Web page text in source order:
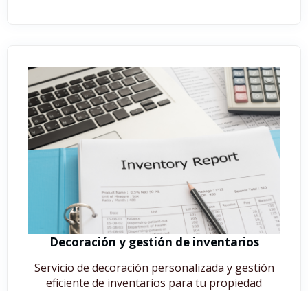
Decoración y gestión de inventarios
Servicio de decoración personalizada y gestión
eficiente de inventarios para tu propiedad